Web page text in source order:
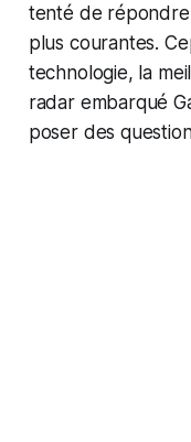
tenté de répondre
plus courantes.
technologie, la
radar embarqué
poser des